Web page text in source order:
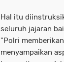
Hal itu
seluruh jajaran
"Polri
menyampaikan